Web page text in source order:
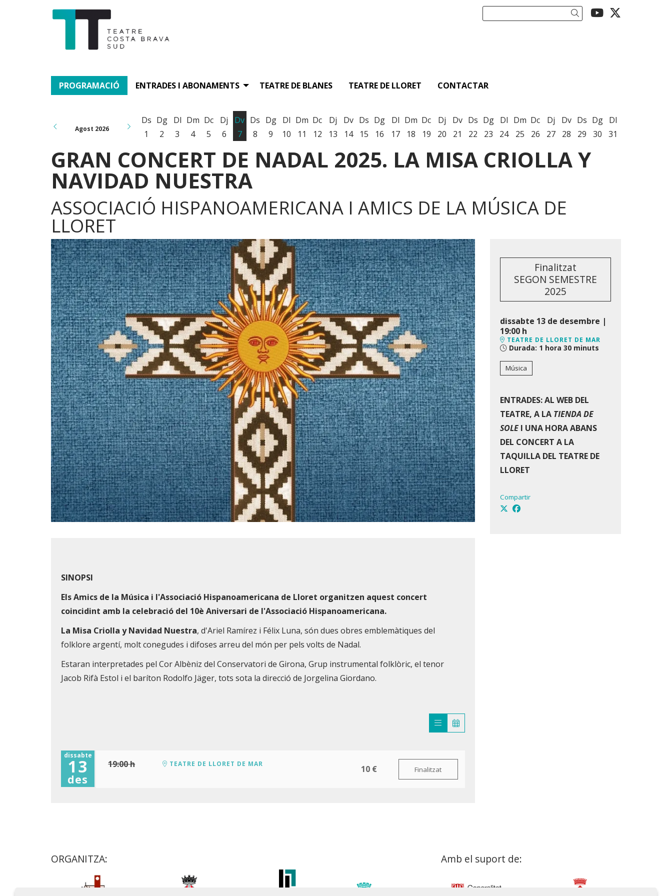
Link a
Cercar
PROGRAMACIÓ ENTRADES I ABONAMENTS TEATRE DE BLANES TEATRE DE LLORET CONTACTAR
Agost 2026
Ds
1
Dg
2
Dl
3
Dm
4
Dc
5
Dj
6
Dv
7
Ds
8
Dg
9
Dl
10
Dm
11
Dc
12
Dj
13
Dv
14
Ds
15
Dg
16
Dl
17
Dm
18
Dc
19
Dj
20
Dv
21
Ds
22
Dg
23
Dl
24
Dm
25
Dc
26
Dj
27
Dv
28
Ds
29
Dg
30
Dl
31
GRAN CONCERT DE NADAL 2025. LA MISA CRIOLLA Y
NAVIDAD NUESTRA
ASSOCIACIÓ HISPANOAMERICANA I AMICS DE LA MÚSICA DE
LLORET
Finalitzat
SEGON SEMESTRE
2025
dissabte 13 de desembre |
19:00 h
TEATRE DE LLORET DE MAR
Durada: 1 hora 30 minuts
Música
ENTRADES: AL WEB DEL
TEATRE, A LA TIENDA DE
SOLEI UNA HORA ABANS
DEL CONCERT A LA
TAQUILLA DEL TEATRE DE
LLORET
Compartir
SINOPSI
Els Amics de la Música i l'Associació Hispanoamericana de Lloret organitzen aquest concert
coincidint amb la celebració del 10è Aniversari de l'Associació Hispanoamericana.
La Misa Criolla y Navidad Nuestra, d'Ariel Ramírez i Félix Luna, són dues obres emblemàtiques del
folklore argentí, molt conegudes i difoses arreu del món per pels volts de Nadal.
Estaran interpretades pel Cor Albèniz del Conservatori de Girona, Grup instrumental folklòric, el tenor
Jacob Rifà Estol i el baríton Rodolfo Jäger, tots sota la direcció de Jorgelina Giordano.
dissabte
13
des
19:00 h TEATRE DE LLORET DE MAR 10 € Finalitzat
ORGANITZA: Amb el suport de: